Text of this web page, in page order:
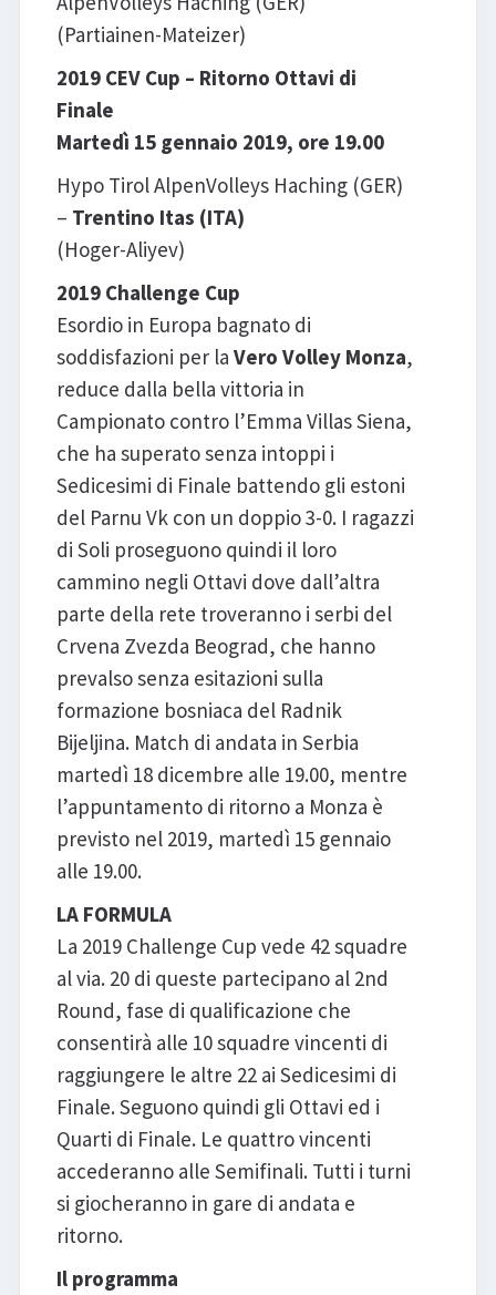
(Partiainen-Mateizer)
2019 CEV Cup – Ritorno Ottavi di
Finale
Martedì 15 gennaio 2019, ore 19.00
Hypo Tirol AlpenVolleys Haching (GER)
– Trentino Itas (ITA)
(Hoger-Aliyev)
2019 Challenge Cup
Esordio in Europa bagnato di
soddisfazioni per la Vero Volley Monza,
reduce dalla bella vittoria in
Campionato contro l’Emma Villas Siena,
che ha superato senza intoppi i
Sedicesimi di Finale battendo gli estoni
del Parnu Vk con un doppio 3-0. I ragazzi
di Soli proseguono quindi il loro
cammino negli Ottavi dove dall’altra
parte della rete troveranno i serbi del
Crvena Zvezda Beograd, che hanno
prevalso senza esitazioni sulla
formazione bosniaca del Radnik
Bijeljina. Match di andata in Serbia
martedì 18 dicembre alle 19.00, mentre
l’appuntamento di ritorno a Monza è
previsto nel 2019, martedì 15 gennaio
alle 19.00.
LA FORMULA
La 2019 Challenge Cup vede 42 squadre
al via. 20 di queste partecipano al 2nd
Round, fase di qualificazione che
consentirà alle 10 squadre vincenti di
raggiungere le altre 22 ai Sedicesimi di
Finale. Seguono quindi gli Ottavi ed i
Quarti di Finale. Le quattro vincenti
accederanno alle Semifinali. Tutti i turni
si giocheranno in gare di andata e
ritorno.
Il programma